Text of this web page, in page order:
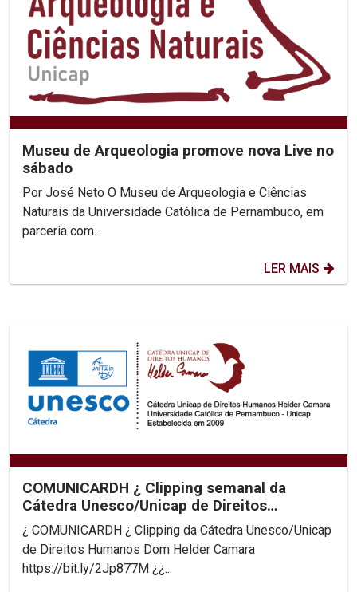
Museu de Arqueologia promove nova Live no
sábado
Por José Neto O Museu de Arqueologia e Ciências
Naturais da Universidade Católica de Pernambuco, em
parceria com...
LER MAIS
COMUNICARDH ¿ Clipping semanal da
Cátedra Unesco/Unicap de Direitos
Humanos Dom Helder Camara
¿ COMUNICARDH ¿ Clipping da Cátedra Unesco/Unicap
de Direitos Humanos Dom Helder Camara
https://bit.ly/2Jp877M ¿¿...